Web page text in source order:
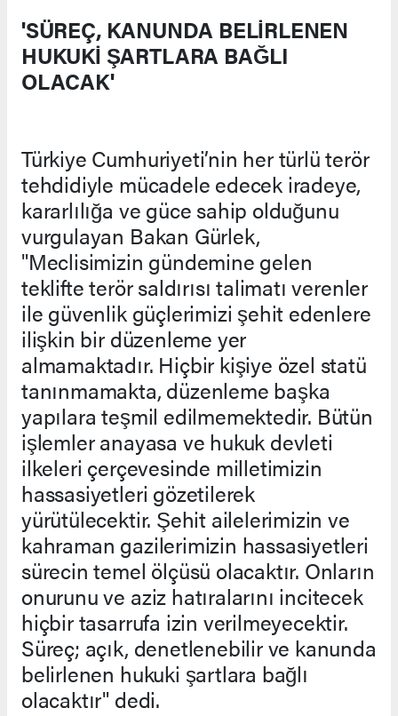
'SÜREÇ, KANUNDA BELİRLENEN
HUKUKİ ŞARTLARA BAĞLI
OLACAK'
Türkiye Cumhuriyeti’nin her türlü terör
tehdidiyle mücadele edecek iradeye,
kararlılığa ve güce sahip olduğunu
vurgulayan Bakan Gürlek,
"Meclisimizin gündemine gelen
teklifte terör saldırısı talimatı verenler
ile güvenlik güçlerimizi şehit edenlere
ilişkin bir düzenleme yer
almamaktadır. Hiçbir kişiye özel statü
tanınmamakta, düzenleme başka
yapılara teşmil edilmemektedir. Bütün
işlemler anayasa ve hukuk devleti
ilkeleri çerçevesinde milletimizin
hassasiyetleri gözetilerek
yürütülecektir. Şehit ailelerimizin ve
kahraman gazilerimizin hassasiyetleri
sürecin temel ölçüsü olacaktır. Onların
onurunu ve aziz hatıralarını incitecek
hiçbir tasarrufa izin verilmeyecektir.
Süreç; açık, denetlenebilir ve kanunda
belirlenen hukuki şartlara bağlı
olacaktır" dedi.